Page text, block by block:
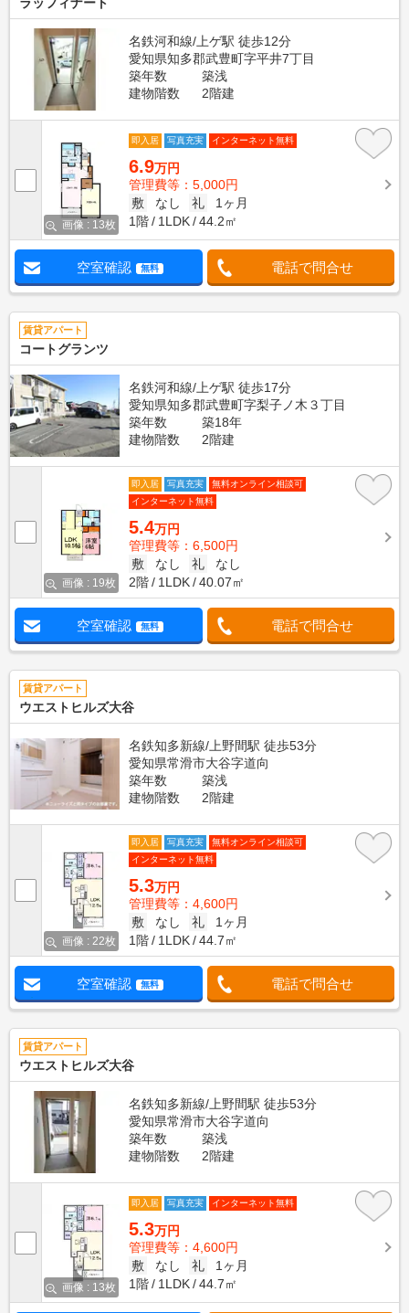
名鉄河和線/上ゲ駅 徒歩12分
愛知県知多郡武豊町字平井7丁目
築年数
築浅
建物階数
2階建
画像 : 13枚
即入居 写真充実 インターネット無料
6.9万円
管理費等：5,000円
敷
なし 礼
1ヶ月
1階
1LDK 44.2㎡
空室確認 無料 電話で問合せ
賃貸アパート
コートグランツ
名鉄河和線/上ゲ駅 徒歩17分
愛知県知多郡武豊町字梨子ノ木３丁目
築年数
築18年
建物階数
2階建
画像 : 19枚
即入居 写真充実
無料オンライン相談可
インターネット無料
5.4万円
管理費等：6,500円
敷
なし 礼
なし
2階
1LDK 40.07㎡
空室確認 無料 電話で問合せ
賃貸アパート
ウエストヒルズ大谷
名鉄知多新線/上野間駅 徒歩53分
愛知県常滑市大谷字道向
築年数
築浅
建物階数
2階建
画像 : 22枚
即入居 写真充実
無料オンライン相談可
インターネット無料
5.3万円
管理費等：4,600円
敷
なし 礼
1ヶ月
1階
1LDK 44.7㎡
空室確認 無料 電話で問合せ
賃貸アパート
ウエストヒルズ大谷
名鉄知多新線/上野間駅 徒歩53分
愛知県常滑市大谷字道向
築年数
築浅
建物階数
2階建
画像 : 13枚
即入居 写真充実 インターネット無料
5.3万円
管理費等：4,600円
敷
なし 礼
1ヶ月
1階
1LDK 44.7㎡